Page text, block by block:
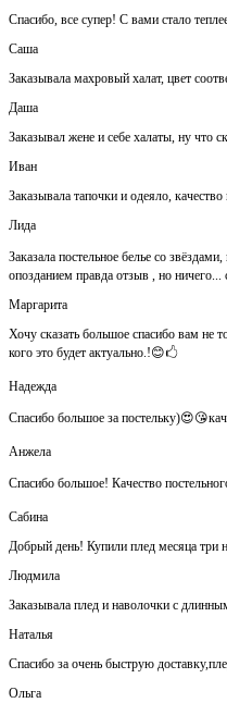
Спасибо, все супер! С вами стало
Саша
Заказывала махровый халат, цвет
Даша
Заказывал жене и себе халаты, ну что
Иван
Заказывала тапочки и одеяло,
Лида
Заказала постельное белье со
опозданием правда отзыв , но ничего...
Маргарита
Хочу сказать большое спасибо вам не
кого это будет актуально.!😊🖒
Надежда
Спасибо большое за
Анжела
Спасибо большое! Качество
Сабина
Добрый день! Купили плед месяца три
Людмила
Заказывала плед и наволочки с
Наталья
Спасибо за очень быструю
Ольга